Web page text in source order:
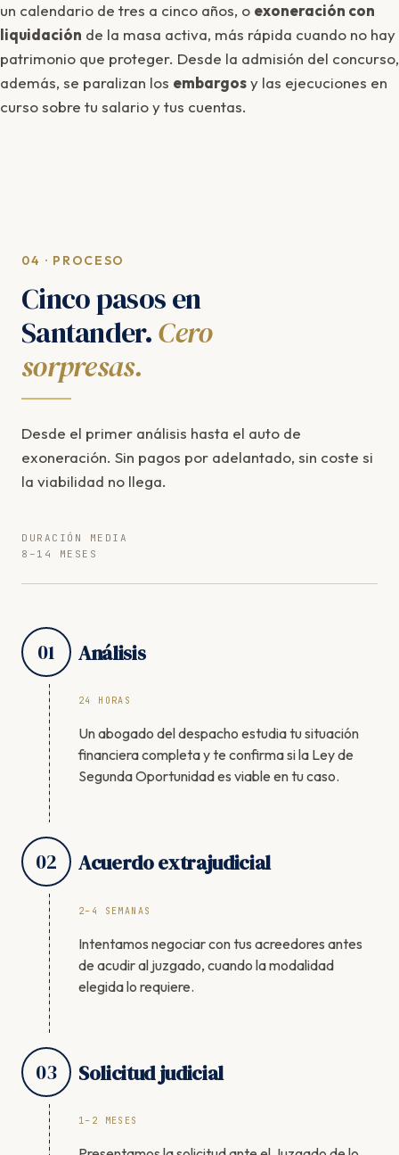
un calendario de tres a cinco años, o exoneración con
liquidación de la masa activa, más rápida cuando no hay
patrimonio que proteger. Desde la admisión del concurso,
además, se paralizan los embargosy las ejecuciones en
curso sobre tu salario y tus cuentas.
04 · PROCESO
Cinco pasos en
Santander.Cero
sorpresas.
Desde el primer análisis hasta el auto de
exoneración. Sin pagos por adelantado, sin coste si
la viabilidad no llega.
DURACIÓN MEDIA
8–14 MESES
01 Análisis
24 HORAS
Un abogado del despacho estudia tu situación
financiera completa y te confirma si la Ley de
Segunda Oportunidad es viable en tu caso.
02 Acuerdo extrajudicial
2–4 SEMANAS
Intentamos negociar con tus acreedores antes
de acudir al juzgado, cuando la modalidad
elegida lo requiere.
03 Solicitud judicial
1–2 MESES